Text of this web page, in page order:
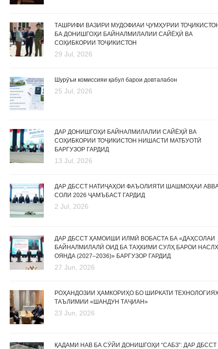
ТАШРИФИ ВАЗИРИ МУДОФИАИ ҶУМҲУРИИ
БА ДОНИШГОҲИ БАЙНАЛМИЛАЛИИ САЙЁҲӢ ВА
СОҲИБКОРИИ ТОҶИКИСТОН
29 Jul, 2026
Шурӯъи комиссияи қабул барои довталабон
25 Jul, 2026
ДАР ДОНИШГОҲИ БАЙНАЛМИЛАЛИИ САЙЁҲӢ ВА
СОҲИБКОРИИ ТОҶИКИСТОН НИШАСТИ МАТБУОТӢ
БАРГУЗОР ГАРДИД
13 Jul, 2026
ДАР ДБССТ НАТИҶАҲОИ ФАЪОЛИЯТИ ШАШМОҲАИ
СОЛИ 2026 ҶАМЪБАСТ ГАРДИД
2 Jul, 2026
ДАР ДБССТ ҲАМОИШИ ИЛМӢ ВОБАСТА БА «ДАҲСОЛАИ
БАЙНАЛМИЛАЛӢ ОИД БА ТАҲКИМИ СУЛҲ БАРОИ
ОЯНДА (2027–2036)» БАРГУЗОР ГАРДИД
27 Jun, 2026
РОҲАНДОЗИИ ҲАМКОРИҲО БО ШИРКАТИ
ТАЪЛИМИИ «ШАНДУН ТАҶИАН»
23 Jun, 2026
ҚАДАМИ НАВ БА СӮЙИ ДОНИШГОҲИ “САБЗ”: ДАР ДБССТ